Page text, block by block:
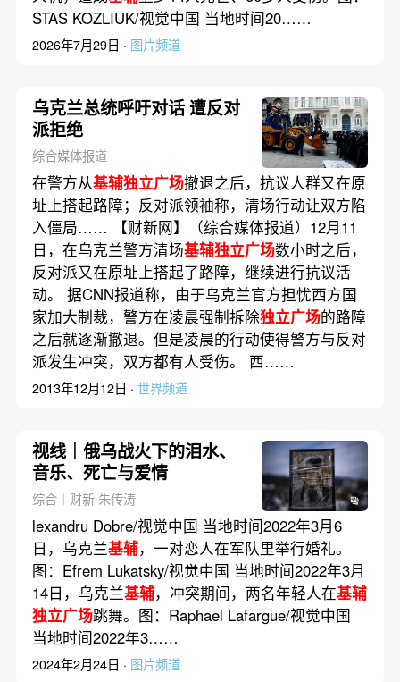
STAS KOZLIUK/视觉中国 当地时间20……
2026年7月29日 · 图片频道
乌克兰总统呼吁对话 遭反对
派拒绝
综合媒体报道
在警方从基辅独立广场撤退之后，抗议人群又在原
址上搭起路障；反对派领袖称，清场行动让双方陷
入僵局…… 【财新网】（综合媒体报道）12月11
日，在乌克兰警方清场基辅独立广场数小时之后，
反对派又在原址上搭起了路障，继续进行抗议活
动。 据CNN报道称，由于乌克兰官方担忧西方国
家加大制裁，警方在凌晨强制拆除独立广场的路障
之后就逐渐撤退。但是凌晨的行动使得警方与反对
派发生冲突，双方都有人受伤。 西……
2013年12月12日 · 世界频道
视线｜俄乌战火下的泪水、
音乐、死亡与爱情
综合｜财新 朱传涛
lexandru Dobre/视觉中国 当地时间2022年3月6
日，乌克兰基辅，一对恋人在军队里举行婚礼。
图：Efrem Lukatsky/视觉中国 当地时间2022年3月
14日，乌克兰基辅，冲突期间，两名年轻人在基辅
独立广场跳舞。图：Raphael Lafargue/视觉中国
当地时间2022年3……
2024年2月24日 · 图片频道